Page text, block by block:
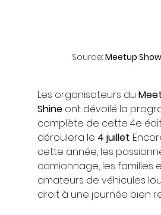
Source: Meetup Show
Les organisateurs du
Shine ont dévoilé la
complète de cette 4e
déroulera le 4 juillet.
cette année, les
camionnage, les familles
amateurs de véhicules
droit à une journée bien